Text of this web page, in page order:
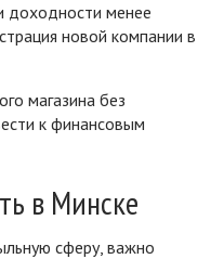
доходности менее
новой компании в
магазина без
к финансовым
в Минске
сферу, важно